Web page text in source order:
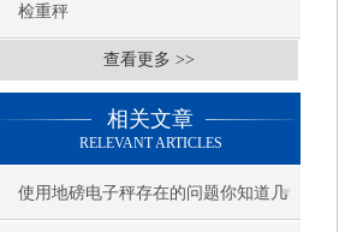
检重秤
查看更多 >>
相关文章
RELEVANT ARTICLES
使用地磅电子秤存在的问题你知道几